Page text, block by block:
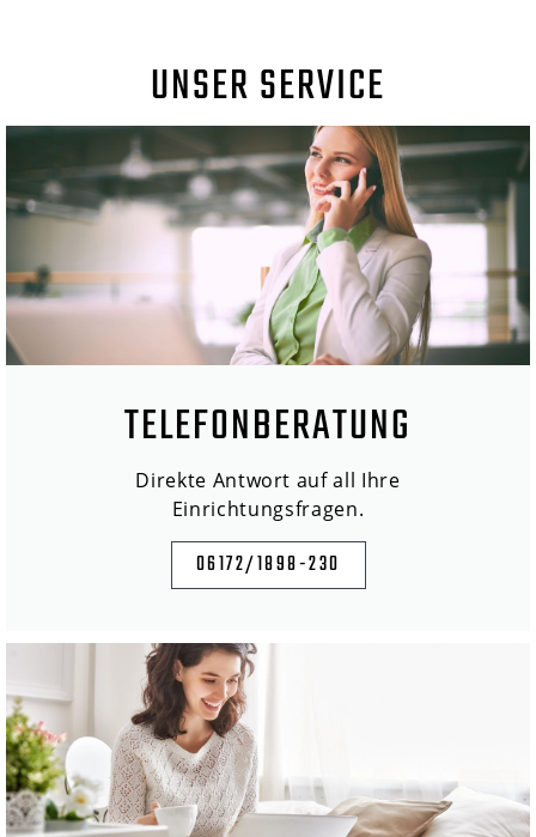
UNSER SERVICE
TELEFONBERATUNG
Direkte Antwort auf all Ihre
Einrichtungsfragen.
06172/1898-230